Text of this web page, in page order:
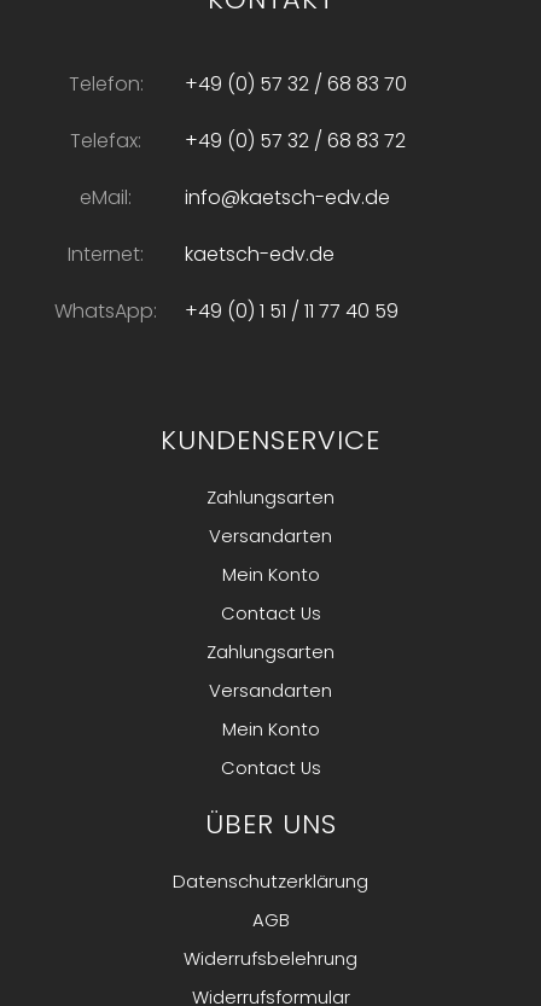
Telefon: +49 (0) 57 32 / 68 83 70
Telefax: +49 (0) 57 32 / 68 83 72
eMail: info@kaetsch-edv.de
Internet: kaetsch-edv.de
WhatsApp: +49 (0) 1 51 / 11 77 40 59
KUNDENSERVICE
Zahlungsarten
Versandarten
Mein Konto
Contact Us
Zahlungsarten
Versandarten
Mein Konto
Contact Us
ÜBER UNS
Datenschutzerklärung
AGB
Widerrufsbelehrung
Widerrufsformular